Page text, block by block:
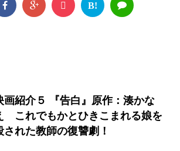
B!
画紹介５ 『告白』原作：湊かな
これでもかとひきこまれる娘を
された教師の復讐劇！